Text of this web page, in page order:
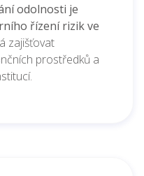
odolnosti je
řízení rizik ve
zajišťovat
prostředků a